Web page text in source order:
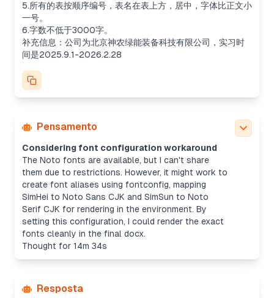
5.所有的表按顺序编号，表名在表上方，居中，字体比正文小
一号。
6.字数不低于3000字。
补充信息：公司为北京神农绿能装备科技有限公司，实习时
间是2025.9.1-2026.2.28
Pensamento
Considering font configuration workaround
The Noto fonts are available, but I can't share
them due to restrictions. However, it might work to
create font aliases using fontconfig, mapping
SimHei to Noto Sans CJK and SimSun to Noto
Serif CJK for rendering in the environment. By
setting this configuration, I could render the exact
fonts cleanly in the final docx.
Thought for 14m 34s
Resposta